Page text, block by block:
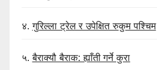
४.गुरिल्ला ट्रेल र उपेक्षित रुकुम पश्चिम
५.बैराक्यौ बैराक: ह्याँती गर्ने कुरा